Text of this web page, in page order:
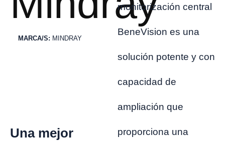
MARCA/S: MINDRAY
Una mejor
monitorización central
BeneVision es una
solución potente y con
capacidad de
ampliación que
proporciona una